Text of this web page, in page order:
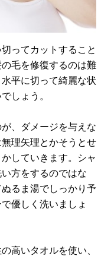
ってカットすること
毛を修復するのは難
平に切って綺麗な状
しょう。
、ダメージを与えな
理矢理とかそうとせ
していきます。シャ
方をするのではな
るま湯でしっかり予
優しく洗いましょ
高いタオルを使い、